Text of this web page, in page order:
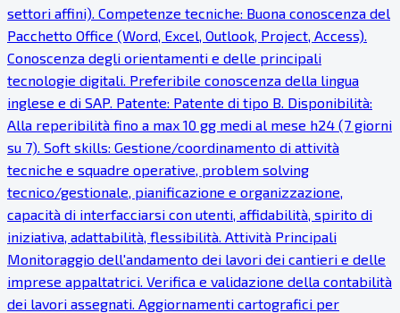
settori affini). Competenze tecniche: Buona conoscenza del
Pacchetto Office (Word, Excel, Outlook, Project, Access).
Conoscenza degli orientamenti e delle principali
tecnologie digitali. Preferibile conoscenza della lingua
inglese e di SAP. Patente: Patente di tipo B. Disponibilità:
Alla reperibilità fino a max 10 gg medi al mese h24 (7 giorni
su 7). Soft skills: Gestione/coordinamento di attività
tecniche e squadre operative, problem solving
tecnico/gestionale, pianificazione e organizzazione,
capacità di interfacciarsi con utenti, affidabilità, spirito di
iniziativa, adattabilità, flessibilità. Attività Principali
Monitoraggio dell'andamento dei lavori dei cantieri e delle
imprese appaltatrici. Verifica e validazione della contabilità
dei lavori assegnati. Aggiornamenti cartografici per